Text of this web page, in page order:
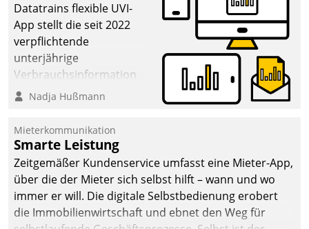
Datatrains flexible UVI-
App stellt die seit 2022
verpflichtende
unterjährige
Verbrauchsinformation
schnell, zuverlässig und
Die monatlichen
Mitteilungen zum
Heizungs- und
Wasserverbrauch gehen
automatisiert, vollständig
und auf Wunsch über
mehrere zuvor
Nadja Hußmann
Mieterkommunikation
Smarte Leistung
Zeitgemäßer Kundenservice umfasst eine Mieter-App,
über die der Mieter sich selbst hilft – wann und wo
immer er will. Die digitale Selbstbedienung erobert
die Immobilienwirtschaft und ebnet den Weg für